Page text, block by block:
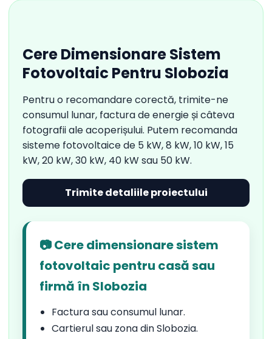
Cere Dimensionare Sistem
Fotovoltaic Pentru Slobozia
Pentru o recomandare corectă, trimite-ne
consumul lunar, factura de energie și câteva
fotografii ale acoperișului. Putem recomanda
sisteme fotovoltaice de 5 kW, 8 kW, 10 kW, 15
kW, 20 kW, 30 kW, 40 kW sau 50 kW.
Trimite detaliile proiectului
📷 Cere dimensionare sistem
fotovoltaic pentru casă sau
firmă în Slobozia
Factura sau consumul lunar.
Cartierul sau zona din Slobozia.